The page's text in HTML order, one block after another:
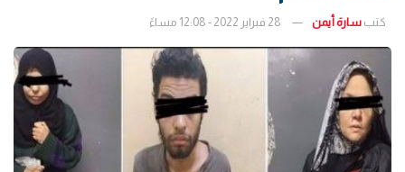
كتب سارة أيمن 28 فبراير 2022 - 12:08 مساءً